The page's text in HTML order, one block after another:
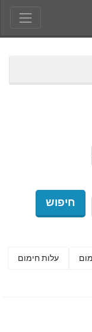
חיפוש
עלות חימום